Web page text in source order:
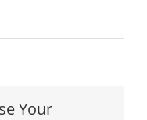
Your